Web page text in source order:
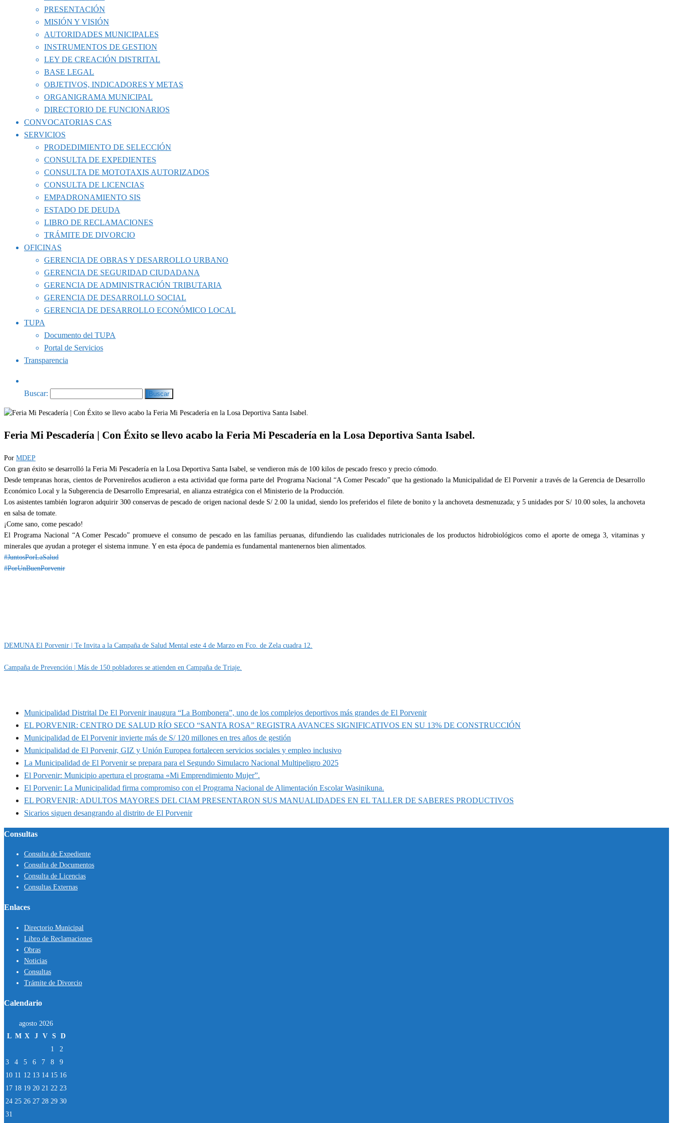
PRESENTACIÓN
MISIÓN Y VISIÓN
AUTORIDADES MUNICIPALES
INSTRUMENTOS DE GESTION
LEY DE CREACIÓN DISTRITAL
BASE LEGAL
OBJETIVOS, INDICADORES Y METAS
ORGANIGRAMA MUNICIPAL
DIRECTORIO DE FUNCIONARIOS
CONVOCATORIAS CAS
SERVICIOS
PRODEDIMIENTO DE SELECCIÓN
CONSULTA DE EXPEDIENTES
CONSULTA DE MOTOTAXIS AUTORIZADOS
CONSULTA DE LICENCIAS
EMPADRONAMIENTO SIS
ESTADO DE DEUDA
LIBRO DE RECLAMACIONES
TRÁMITE DE DIVORCIO
OFICINAS
GERENCIA DE OBRAS Y DESARROLLO URBANO
GERENCIA DE SEGURIDAD CIUDADANA
GERENCIA DE ADMINISTRACIÓN TRIBUTARIA
GERENCIA DE DESARROLLO SOCIAL
GERENCIA DE DESARROLLO ECONÓMICO LOCAL
TUPA
Documento del TUPA
Portal de Servicios
Transparencia
Buscar:
Feria Mi Pescadería | Con Éxito se llevo acabo la Feria Mi Pescadería en la Losa Deportiva Santa Isabel.
Por MDEP
Con gran éxito se desarrolló la Feria Mi Pescadería en la Losa Deportiva Santa Isabel, se vendieron más de 100 kilos de pescado fresco y precio cómodo.
Desde tempranas horas, cientos de Porvenireños acudieron a esta actividad que forma parte del Programa Nacional “A Comer Pescado” que ha gestionado la Municipalidad de El Porvenir a través de la Gerencia de Desarrollo
Económico Local y la Subgerencia de Desarrollo Empresarial, en alianza estratégica con el Ministerio de la Producción.
Los asistentes también lograron adquirir 300 conservas de pescado de origen nacional desde S/ 2.00 la unidad, siendo los preferidos el filete de bonito y la anchoveta desmenuzada; y 5 unidades por S/ 10.00 soles, la anchoveta
en salsa de tomate.
¡Come sano, come pescado!
El Programa Nacional “A Comer Pescado” promueve el consumo de pescado en las familias peruanas, difundiendo las cualidades nutricionales de los productos hidrobiológicos como el aporte de omega 3, vitaminas y
minerales que ayudan a proteger el sistema inmune. Y en esta época de pandemia es fundamental mantenernos bien alimentados.
#JuntosPorLaSalud
#PorUnBuenPorvenir
DEMUNA El Porvenir | Te Invita a la Campaña de Salud Mental este 4 de Marzo en Fco. de Zela cuadra 12.
Campaña de Prevención | Más de 150 pobladores se atienden en Campaña de Triaje.
Municipalidad Distrital De El Porvenir inaugura “La Bombonera”, uno de los complejos deportivos más grandes de El Porvenir
EL PORVENIR: CENTRO DE SALUD RÍO SECO “SANTA ROSA” REGISTRA AVANCES SIGNIFICATIVOS EN SU 13% DE CONSTRUCCIÓN
Municipalidad de El Porvenir invierte más de S/ 120 millones en tres años de gestión
Municipalidad de El Porvenir, GIZ y Unión Europea fortalecen servicios sociales y empleo inclusivo
La Municipalidad de El Porvenir se prepara para el Segundo Simulacro Nacional Multipeligro 2025
El Porvenir: Municipio apertura el programa «Mi Emprendimiento Mujer”.
El Porvenir: La Municipalidad firma compromiso con el Programa Nacional de Alimentación Escolar Wasinikuna.
EL PORVENIR: ADULTOS MAYORES DEL CIAM PRESENTARON SUS MANUALIDADES EN EL TALLER DE SABERES PRODUCTIVOS
Sicarios siguen desangrando al distrito de El Porvenir
Consultas
Consulta de Expediente
Consulta de Documentos
Consulta de Licencias
Consultas Externas
Enlaces
Directorio Municipal
Libro de Reclamaciones
Obras
Noticias
Consultas
Trámite de Divorcio
Calendario
agosto 2026
L M X J V S D
1
2
3
4 5 6 7 8
9
10 11 12 13 14 15 16
17 18 19 20 21 22 23
24 25 26 27 28 29 30
31